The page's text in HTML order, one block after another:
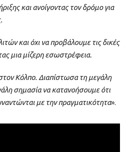
και ανοίγοντας τον δρόμο για
και όχι να προβάλουμε τις δικές
μια μίζερη εσωστρέφεια.
Κόλπο. Διαπίστωσα τη μεγάλη
σημασία να κατανοήσουμε ότι
με την πραγματικότητα».